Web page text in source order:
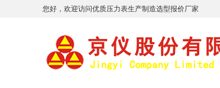
您好，欢迎访问优质压力表生产制造选型报价厂家